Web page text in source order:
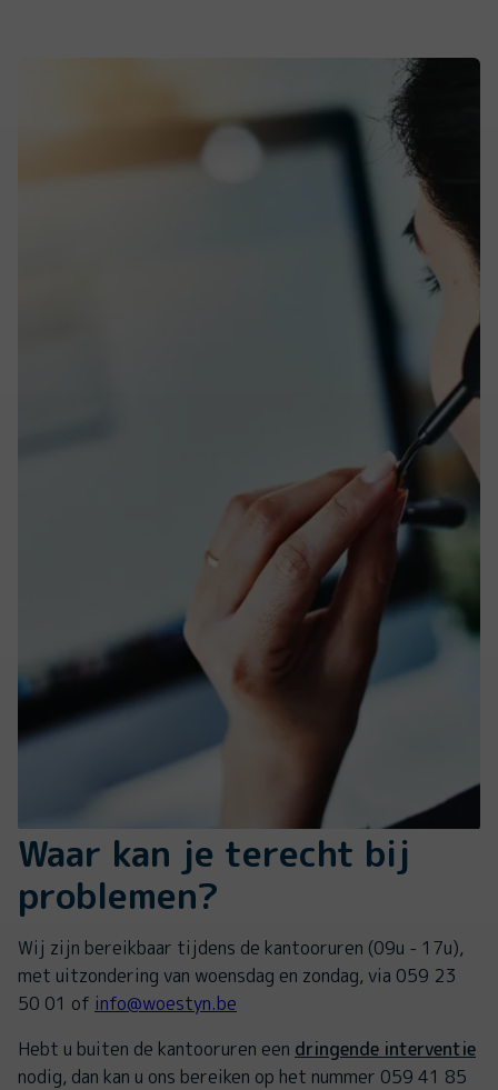
Waar kan je terecht bij
problemen?
Wij zijn bereikbaar tijdens de kantooruren (09u - 17u),
met uitzondering van woensdag en zondag, via 059 23
50 01 of info@woestyn.be
Hebt u buiten de kantooruren een dringende interventie
nodig, dan kan u ons bereiken op het nummer 059 41 85